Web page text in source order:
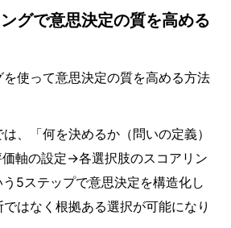
グで意思決定の質を高める
を使って意思決定の質を高める方法
、「何を決めるか（問いの定義）
軸の設定→各選択肢のスコアリン
5ステップで意思決定を構造化し
はなく根拠ある選択が可能になり